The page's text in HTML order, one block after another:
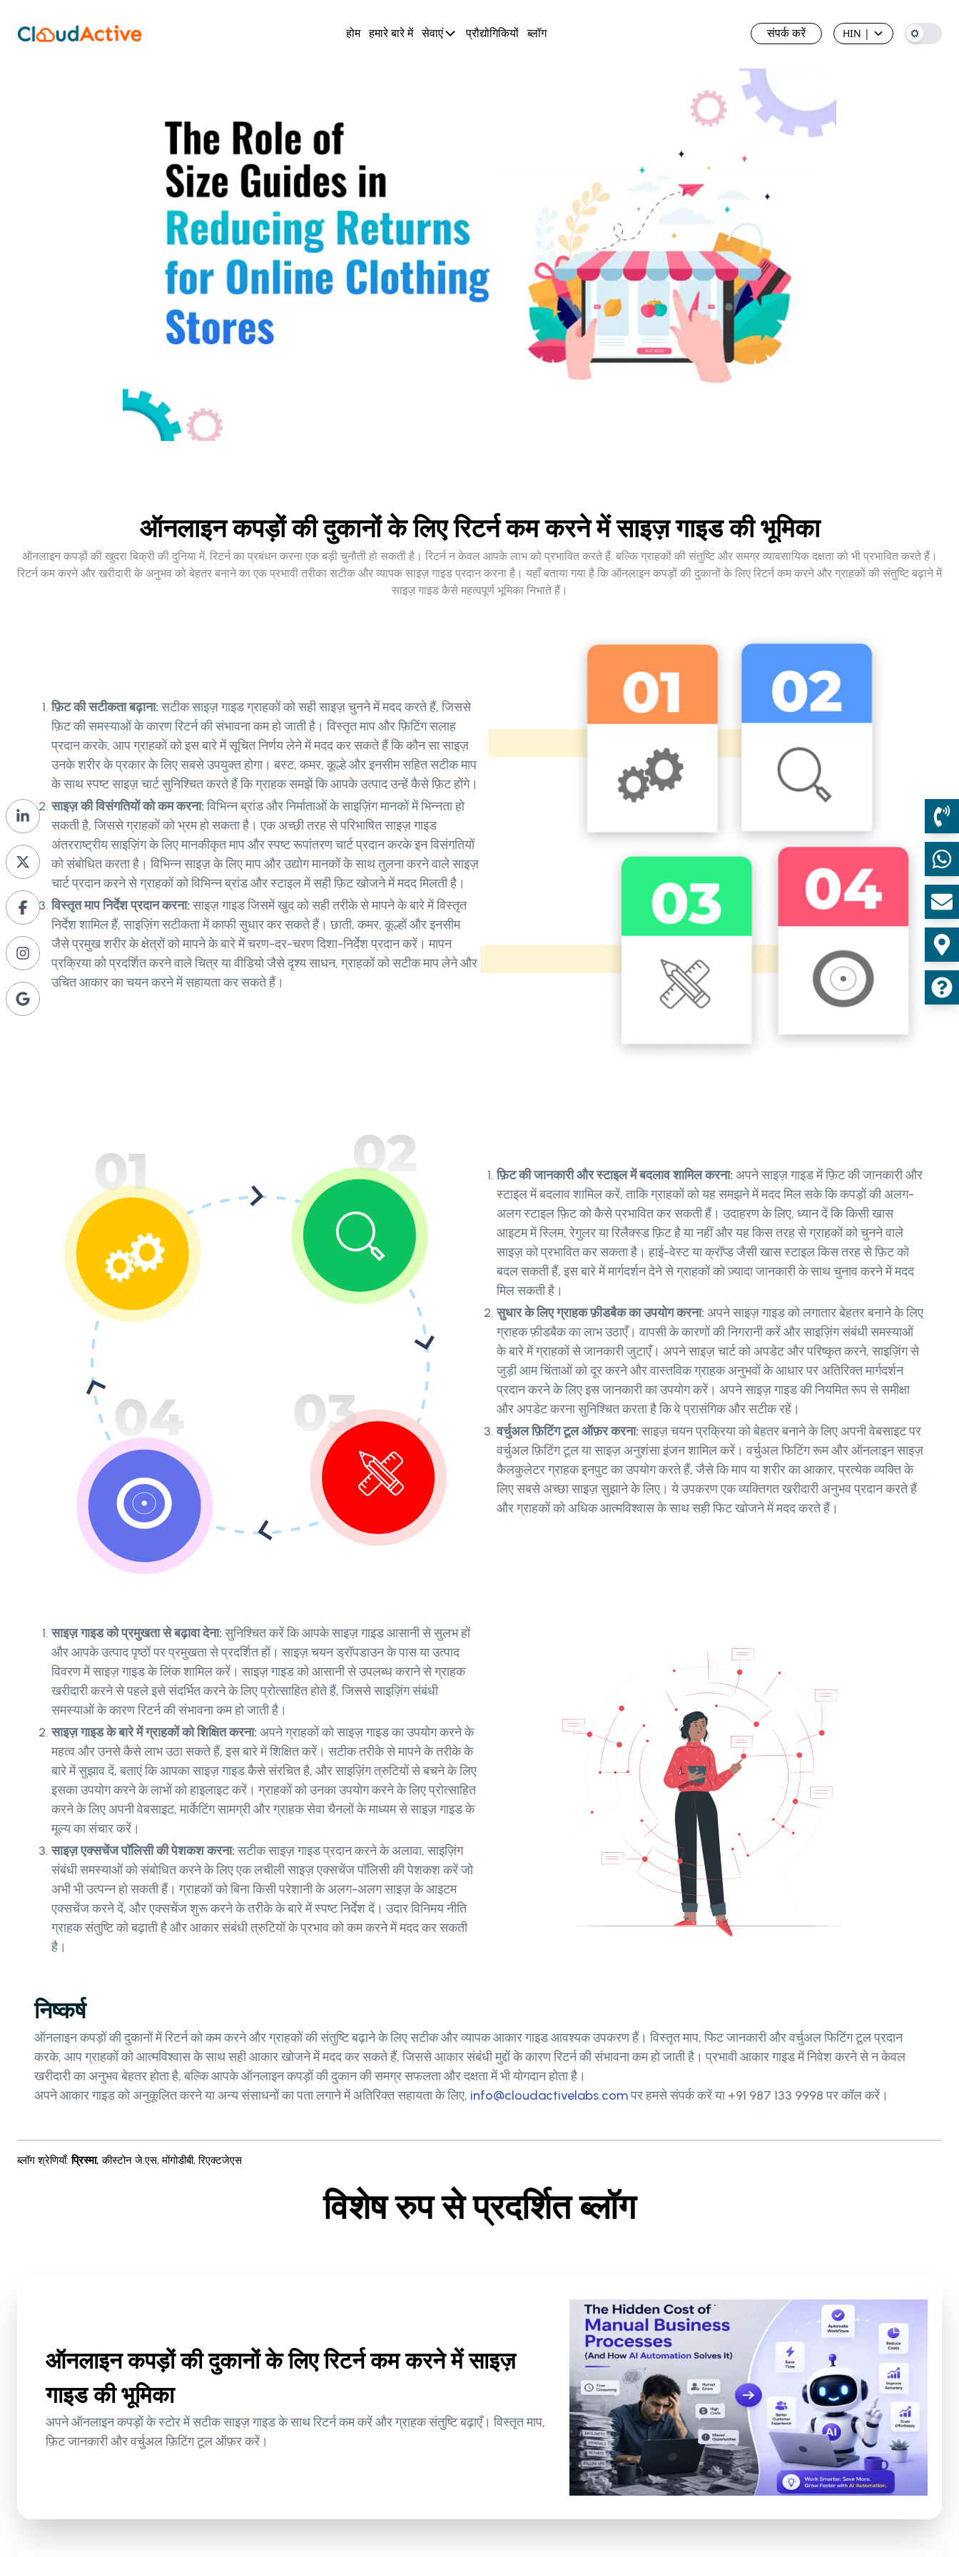
होम हमारे बारे में सेवाएं प्रौद्योगिकियों ब्लॉग संपर्क करें HIN |
ऑनलाइन कपड़ों की दुकानों के लिए रिटर्न कम करने में साइज़ गाइड की भूमिका
ऑनलाइन कपड़ों की खुदरा बिक्री की दुनिया में, रिटर्न का प्रबंधन करना एक बड़ी चुनौती हो सकती है। रिटर्न न केवल आपके लाभ को प्रभावित करते हैं, बल्कि ग्राहकों की संतुष्टि और समग्र व्यावसायिक दक्षता को भी प्रभावित करते हैं।
रिटर्न कम करने और खरीदारी के अनुभव को बेहतर बनाने का एक प्रभावी तरीका सटीक और व्यापक साइज़ गाइड प्रदान करना है। यहाँ बताया गया है कि ऑनलाइन कपड़ों की दुकानों के लिए रिटर्न कम करने और ग्राहकों की संतुष्टि बढ़ाने में
साइज़ गाइड कैसे महत्वपूर्ण भूमिका निभाते हैं।
फ़िट की सटीकता बढ़ाना:सटीक साइज़ गाइड ग्राहकों को सही साइज़ चुनने में मदद करते हैं, जिससे
फ़िट की समस्याओं के कारण रिटर्न की संभावना कम हो जाती है। विस्तृत माप और फ़िटिंग सलाह
प्रदान करके, आप ग्राहकों को इस बारे में सूचित निर्णय लेने में मदद कर सकते हैं कि कौन सा साइज़
उनके शरीर के प्रकार के लिए सबसे उपयुक्त होगा। बस्ट, कमर, कूल्हे और इनसीम सहित सटीक माप
के साथ स्पष्ट साइज़ चार्ट सुनिश्चित करते हैं कि ग्राहक समझें कि आपके उत्पाद उन्हें कैसे फ़िट होंगे।
साइज़ की विसंगतियों को कम करना:विभिन्न ब्रांड और निर्माताओं के साइज़िंग मानकों में भिन्नता हो
सकती है, जिससे ग्राहकों को भ्रम हो सकता है। एक अच्छी तरह से परिभाषित साइज़ गाइड
अंतरराष्ट्रीय साइज़िंग के लिए मानकीकृत माप और स्पष्ट रूपांतरण चार्ट प्रदान करके इन विसंगतियों
को संबोधित करता है। विभिन्न साइज़ के लिए माप और उद्योग मानकों के साथ तुलना करने वाले साइज़
चार्ट प्रदान करने से ग्राहकों को विभिन्न ब्रांड और स्टाइल में सही फ़िट खोजने में मदद मिलती है।
विस्तृत माप निर्देश प्रदान करना:साइज़ गाइड जिसमें खुद को सही तरीके से मापने के बारे में विस्तृत
निर्देश शामिल हैं, साइज़िंग सटीकता में काफी सुधार कर सकते हैं। छाती, कमर, कूल्हों और इनसीम
जैसे प्रमुख शरीर के क्षेत्रों को मापने के बारे में चरण-दर-चरण दिशा-निर्देश प्रदान करें। मापन
प्रक्रिया को प्रदर्शित करने वाले चित्र या वीडियो जैसे दृश्य साधन, ग्राहकों को सटीक माप लेने और
उचित आकार का चयन करने में सहायता कर सकते हैं।
फ़िट की जानकारी और स्टाइल में बदलाव शामिल करना: अपने साइज़ गाइड में फ़िट की जानकारी और
स्टाइल में बदलाव शामिल करें, ताकि ग्राहकों को यह समझने में मदद मिल सके कि कपड़ों की अलग-
अलग स्टाइल फ़िट को कैसे प्रभावित कर सकती हैं। उदाहरण के लिए, ध्यान दें कि किसी खास
आइटम में स्लिम, रेगुलर या रिलैक्स्ड फ़िट है या नहीं और यह किस तरह से ग्राहकों को चुनने वाले
साइज़ को प्रभावित कर सकता है। हाई-वेस्ट या क्रॉप्ड जैसी खास स्टाइल किस तरह से फ़िट को
बदल सकती हैं, इस बारे में मार्गदर्शन देने से ग्राहकों को ज़्यादा जानकारी के साथ चुनाव करने में मदद
मिल सकती है।
सुधार के लिए ग्राहक फ़ीडबैक का उपयोग करना: अपने साइज़ गाइड को लगातार बेहतर बनाने के लिए
ग्राहक फ़ीडबैक का लाभ उठाएँ। वापसी के कारणों की निगरानी करें और साइज़िंग संबंधी समस्याओं
के बारे में ग्राहकों से जानकारी जुटाएँ। अपने साइज़ चार्ट को अपडेट और परिष्कृत करने, साइज़िंग से
जुड़ी आम चिंताओं को दूर करने और वास्तविक ग्राहक अनुभवों के आधार पर अतिरिक्त मार्गदर्शन
प्रदान करने के लिए इस जानकारी का उपयोग करें। अपने साइज़ गाइड की नियमित रूप से समीक्षा
और अपडेट करना सुनिश्चित करता है कि वे प्रासंगिक और सटीक रहें।
वर्चुअल फ़िटिंग टूल ऑफ़र करना:साइज़ चयन प्रक्रिया को बेहतर बनाने के लिए अपनी वेबसाइट पर
वर्चुअल फ़िटिंग टूल या साइज़ अनुशंसा इंजन शामिल करें। वर्चुअल फिटिंग रूम और ऑनलाइन साइज़
कैलकुलेटर ग्राहक इनपुट का उपयोग करते हैं, जैसे कि माप या शरीर का आकार, प्रत्येक व्यक्ति के
लिए सबसे अच्छा साइज़ सुझाने के लिए। ये उपकरण एक व्यक्तिगत खरीदारी अनुभव प्रदान करते हैं
और ग्राहकों को अधिक आत्मविश्वास के साथ सही फिट खोजने में मदद करते हैं।
साइज़ गाइड को प्रमुखता से बढ़ावा देना:सुनिश्चित करें कि आपके साइज़ गाइड आसानी से सुलभ हों
और आपके उत्पाद पृष्ठों पर प्रमुखता से प्रदर्शित हों। साइज़ चयन ड्रॉपडाउन के पास या उत्पाद
विवरण में साइज़ गाइड के लिंक शामिल करें। साइज़ गाइड को आसानी से उपलब्ध कराने से ग्राहक
खरीदारी करने से पहले इसे संदर्भित करने के लिए प्रोत्साहित होते हैं, जिससे साइज़िंग संबंधी
समस्याओं के कारण रिटर्न की संभावना कम हो जाती है।
साइज़ गाइड के बारे में ग्राहकों को शिक्षित करना: अपने ग्राहकों को साइज़ गाइड का उपयोग करने के
महत्व और उनसे कैसे लाभ उठा सकते हैं, इस बारे में शिक्षित करें। सटीक तरीके से मापने के तरीके के
बारे में सुझाव दें, बताएं कि आपका साइज़ गाइड कैसे संरचित है, और साइज़िंग त्रुटियों से बचने के लिए
इसका उपयोग करने के लाभों को हाइलाइट करें। ग्राहकों को उनका उपयोग करने के लिए प्रोत्साहित
करने के लिए अपनी वेबसाइट, मार्केटिंग सामग्री और ग्राहक सेवा चैनलों के माध्यम से साइज़ गाइड के
मूल्य का संचार करें।
साइज़ एक्सचेंज पॉलिसी की पेशकश करना:सटीक साइज़ गाइड प्रदान करने के अलावा, साइज़िंग
संबंधी समस्याओं को संबोधित करने के लिए एक लचीली साइज़ एक्सचेंज पॉलिसी की पेशकश करें जो
अभी भी उत्पन्न हो सकती हैं। ग्राहकों को बिना किसी परेशानी के अलग-अलग साइज़ के आइटम
एक्सचेंज करने दें, और एक्सचेंज शुरू करने के तरीके के बारे में स्पष्ट निर्देश दें। उदार विनिमय नीति
ग्राहक संतुष्टि को बढ़ाती है और आकार संबंधी त्रुटियों के प्रभाव को कम करने में मदद कर सकती
है।
निष्कर्ष
ऑनलाइन कपड़ों की दुकानों में रिटर्न को कम करने और ग्राहकों की संतुष्टि बढ़ाने के लिए सटीक और व्यापक आकार गाइड आवश्यक उपकरण हैं। विस्तृत माप, फिट जानकारी और वर्चुअल फिटिंग टूल प्रदान
करके, आप ग्राहकों को आत्मविश्वास के साथ सही आकार खोजने में मदद कर सकते हैं, जिससे आकार संबंधी मुद्दों के कारण रिटर्न की संभावना कम हो जाती है। प्रभावी आकार गाइड में निवेश करने से न केवल
खरीदारी का अनुभव बेहतर होता है, बल्कि आपके ऑनलाइन कपड़ों की दुकान की समग्र सफलता और दक्षता में भी योगदान होता है।
अपने आकार गाइड को अनुकूलित करने या अन्य संसाधनों का पता लगाने में अतिरिक्त सहायता के लिए, info@cloudactivelabs.comपर हमसे संपर्क करें या +91 987 133 9998 पर कॉल करें।
ब्लॉग श्रेणियाँ: प्रिस्मा, कीस्टोन जे.एस,मोंगोडीबी,रिएक्टजेएस
विशेष रुप से प्रदर्शित ब्लॉग
ऑनलाइन कपड़ों की दुकानों के लिए रिटर्न कम करने में साइज़
गाइड की भूमिका
अपने ऑनलाइन कपड़ों के स्टोर में सटीक साइज़ गाइड के साथ रिटर्न कम करें और ग्राहक संतुष्टि बढ़ाएँ। विस्तृत माप,
फ़िट जानकारी और वर्चुअल फ़िटिंग टूल ऑफ़र करें।